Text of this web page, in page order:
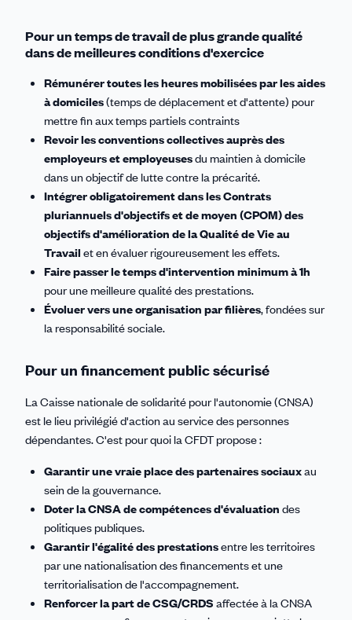
Pour un temps de travail de plus grande qualité
dans de meilleures conditions d'exercice
Rémunérer toutes les heures mobilisées par les aides
à domiciles(temps de déplacement et d'attente) pour
mettre fin aux temps partiels contraints
Revoir les conventions collectives auprès des
employeurs et employeusesdu maintien à domicile
dans un objectif de lutte contre la précarité.
Intégrer obligatoirement dans les Contrats
pluriannuels d'objectifs et de moyen (CPOM) des
objectifs d'amélioration de la Qualité de Vie au
Travail et en évaluer rigoureusement les effets.
Faire passer le temps d'intervention minimum à 1h
pour une meilleure qualité des prestations.
Évoluer vers une organisation par filières, fondées sur
la responsabilité sociale.
Pour un financement public sécurisé
La Caisse nationale de solidarité pour l'autonomie (CNSA)
est le lieu privilégié d'action au service des personnes
dépendantes. C'est pour quoi la CFDT propose :
Garantir une vraie place des partenaires sociauxau
sein de la gouvernance.
Doter la CNSA de compétences d'évaluation des
politiques publiques.
Garantir l'égalité des prestationsentre les territoires
par une nationalisation des financements et une
territorialisation de l'accompagnement.
Renforcer la part de CSG/CRDS affectée à la CNSA